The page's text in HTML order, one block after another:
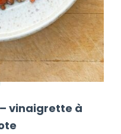
vinaigrette à